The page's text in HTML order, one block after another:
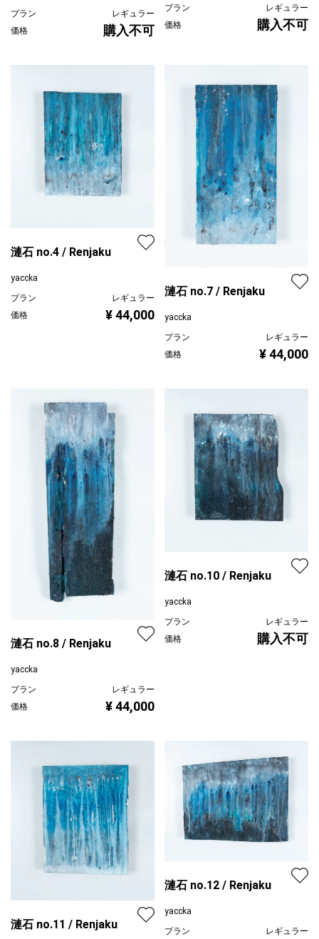
プラン
レギュラー
価格
購入不可
プラン
レギュラー
価格
購入不可
漣石 no.4 / Renjaku
yaccka
プラン
レギュラー
価格
¥ 44,000
漣石 no.7 / Renjaku
yaccka
プラン
レギュラー
価格
¥ 44,000
漣石 no.8 / Renjaku
yaccka
プラン
レギュラー
価格
¥ 44,000
漣石 no.10 / Renjaku
yaccka
プラン
レギュラー
価格
購入不可
漣石 no.11 / Renjaku
漣石 no.12 / Renjaku
yaccka
プラン
レギュラー